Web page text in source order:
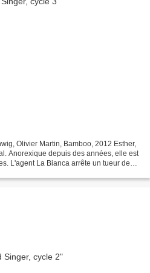
Olivier Martin, Bamboo, 2012 Esther,
Anorexique depuis des années, elle est
L'agent La Bianca arrête un tueur de